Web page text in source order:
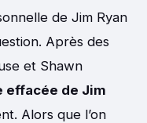
de Jim Ryan
Après des
et Shawn
effacée de Jim
Alors que l’on